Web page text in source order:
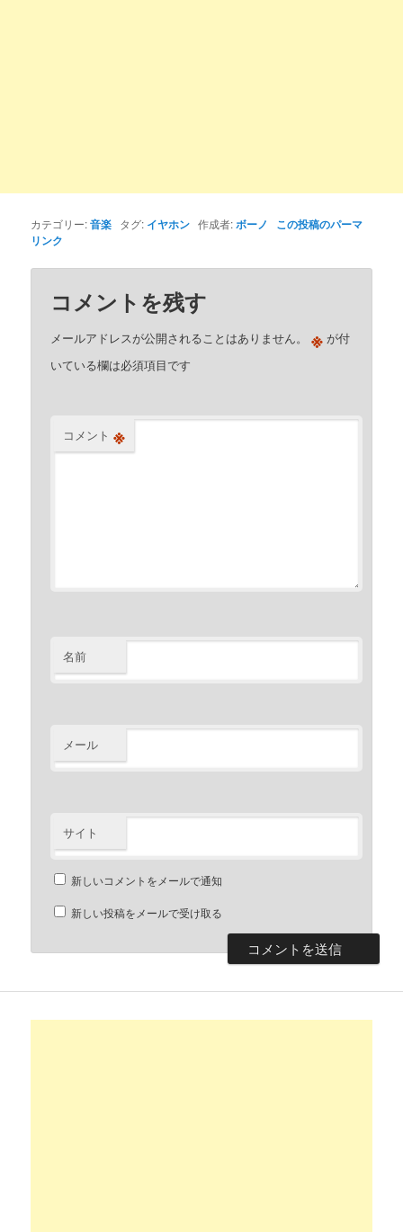
カテゴリー:音楽 タグ: イヤホン 作成者:ボーノ
この投稿のパーマ
リンク
コメントを残す
メールアドレスが公開されることはありません。 ※ が付
いている欄は必須項目です
コメント ※
名前
メール
サイト
新しいコメントをメールで通知
新しい投稿をメールで受け取る